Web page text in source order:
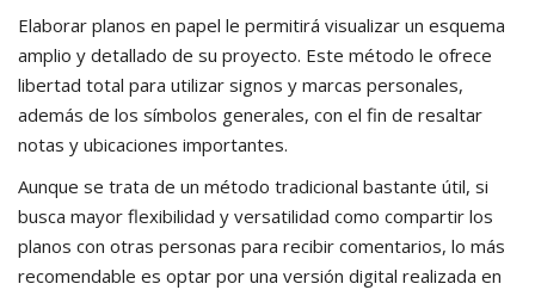
Elaborar planos en papel le permitirá visualizar un esquema
amplio y detallado de su proyecto. Este método le ofrece
libertad total para utilizar signos y marcas personales,
además de los símbolos generales, con el fin de resaltar
notas y ubicaciones importantes.
Aunque se trata de un método tradicional bastante útil, si
busca mayor flexibilidad y versatilidad como compartir los
planos con otras personas para recibir comentarios, lo más
recomendable es optar por una versión digital realizada en